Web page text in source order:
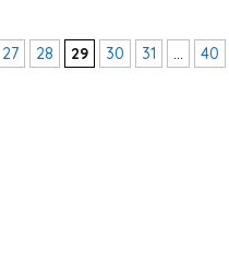
27 28 29 30 31 ...
40